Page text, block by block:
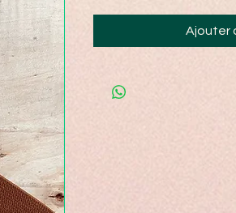
Ajouter